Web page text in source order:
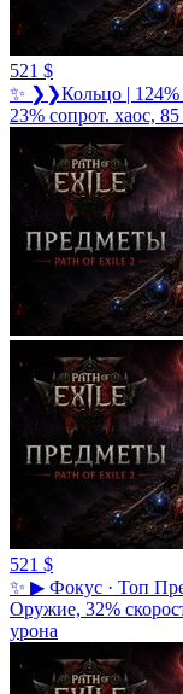
521 $
✨ ❯❯Кольцо | 124%
23% сопрот. хаос,
521 $
✨ ▶ Фокус · Топ
Оружие, 32%
урона